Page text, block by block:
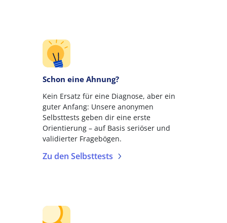
Schon eine Ahnung?
Kein Ersatz für eine Diagnose, aber ein
guter Anfang: Unsere anonymen
Selbsttests geben dir eine erste
Orientierung – auf Basis seriöser und
validierter Fragebögen.
Zu den Selbsttests